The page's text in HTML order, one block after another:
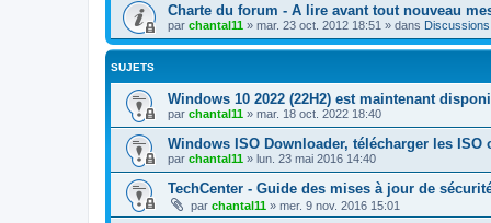
Charte du forum - A lire avant tout nouveau
par chantal11 » mar. 23 oct. 2012 18:51 » dans
SUJETS
Windows 10 2022 (22H2) est maintenant
par chantal11 » mar. 18 oct. 2022 18:40
Windows ISO Downloader, télécharger les
par chantal11 » lun. 23 mai 2016 14:40
TechCenter - Guide des mises à jour de
par chantal11 » mer. 9 nov. 2016 15:01